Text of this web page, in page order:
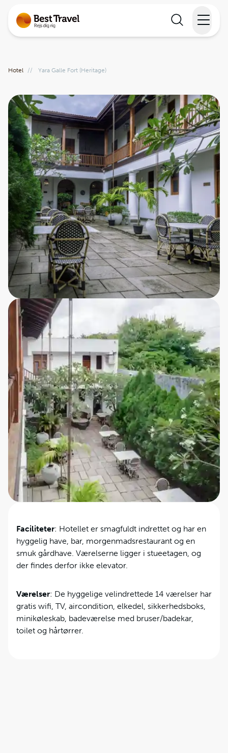
Rejsekalender
Inspiration
Information
Min Rejse
Hotel // Yara Galle Fort (Heritage)
Yara Galle Fort (Heritage)
Det lille, meget charmerende og elegante hotel har
en fremragende beliggende i Galles gamle bydel. Et
smukt hotel med udsøgt interiør inden for fortets
mure. Der er kun 300 m til den hollandske kirke og
200 m til Galle Fort. Der er mange gode restauranter
og caféer tæt på hotellet. Den særlige srilankanske
gæstfrihed mærkes på hele hotellet.
Faciliteter: Hotellet er smagfuldt indrettet og har en
hyggelig have, bar, morgenmadsrestaurant og en
smuk gårdhave. Værelserne ligger i stueetagen, og
der findes derfor ikke elevator.
Værelser: De hyggelige velindrettede 14 værelser har
gratis wifi, TV, aircondition, elkedel, sikkerhedsboks,
minikøleskab, badeværelse med bruser/badekar,
toilet og hårtørrer.